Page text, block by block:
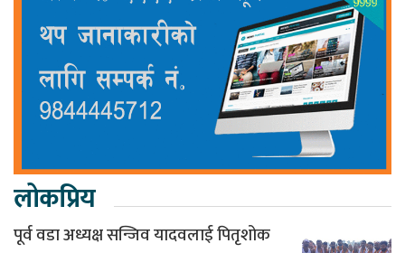
लोकप्रिय
पूर्व वडा अध्यक्ष सन्जिव यादवलाई पितृशोक